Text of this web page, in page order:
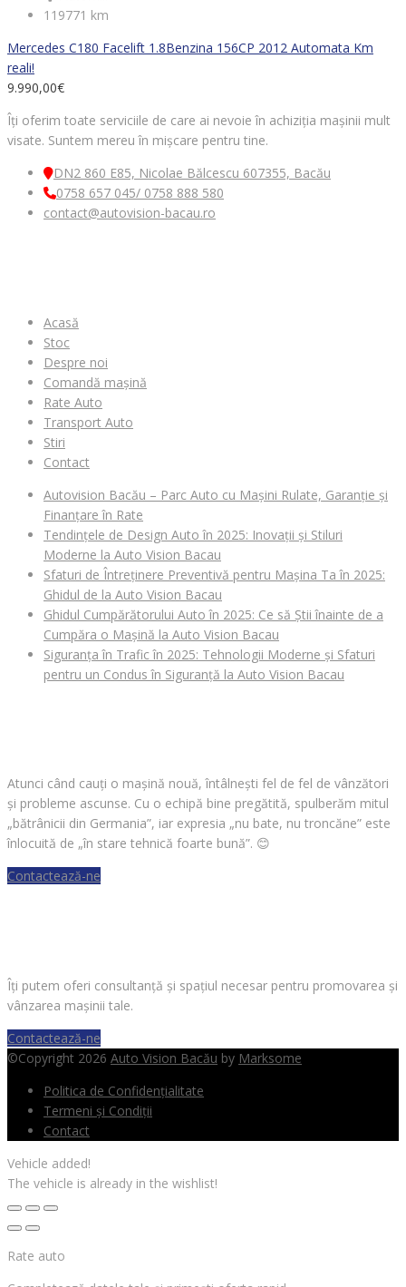
119771 km
Mercedes C180 Facelift 1.8Benzina 156CP 2012 Automata Km
reali!
9.990,00€
Îți oferim toate serviciile de care ai nevoie în achiziția mașinii mult
visate. Suntem mereu în mișcare pentru tine.
DN2 860 E85, Nicolae Bălcescu 607355, Bacău
0758 657 045/ 0758 888 580
contact@autovision-bacau.ro
Acasă
Stoc
Despre noi
Comandă mașină
Rate Auto
Transport Auto
Stiri
Contact
Autovision Bacău – Parc Auto cu Mașini Rulate, Garanție și
Finanțare în Rate
Tendințele de Design Auto în 2025: Inovații și Stiluri
Moderne la Auto Vision Bacau
Sfaturi de Întreținere Preventivă pentru Mașina Ta în 2025:
Ghidul de la Auto Vision Bacau
Ghidul Cumpărătorului Auto în 2025: Ce să Știi înainte de a
Cumpăra o Mașină la Auto Vision Bacau
Siguranța în Trafic în 2025: Tehnologii Moderne și Sfaturi
pentru un Condus în Siguranță la Auto Vision Bacau
Atunci când cauți o mașină nouă, întâlnești fel de fel de vânzători
și probleme ascunse. Cu o echipă bine pregătită, spulberăm mitul
„bătrânicii din Germania”, iar expresia „nu bate, nu troncăne” este
înlocuită de „în stare tehnică foarte bună”. 😊
Contactează-ne
Îți putem oferi consultanță și spațiul necesar pentru promovarea și
vânzarea mașinii tale.
Contactează-ne
©Copyright 2026 Auto Vision Bacău by Marksome
Politica de Confidențialitate
Termeni și Condiții
Contact
Vehicle added!
The vehicle is already in the wishlist!
Rate auto